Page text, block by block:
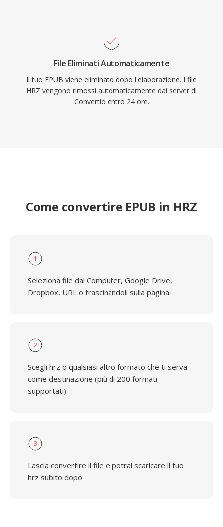
File Eliminati Automaticamente
Il tuo EPUB viene eliminato dopo l'elaborazione. I file
HRZ vengono rimossi automaticamente dai server di
Convertio entro 24 ore.
Come convertire EPUB in HRZ
1
Seleziona file dal Computer, Google Drive,
Dropbox, URL o trascinandoli sulla pagina.
2
Scegli hrz o qualsiasi altro formato che ti serva
come destinazione (più di 200 formati
supportati)
3
Lascia convertire il file e potrai scaricare il tuo
hrz subito dopo